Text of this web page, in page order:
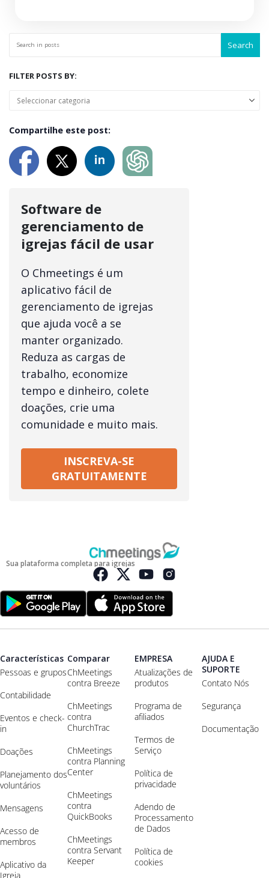
Search
FILTER POSTS BY:
Compartilhe este post:
Software de
gerenciamento de
igrejas fácil de usar
O Chmeetings é um
aplicativo fácil de
gerenciamento de igrejas
que ajuda você a se
manter organizado.
Reduza as cargas de
trabalho, economize
tempo e dinheiro, colete
doações, crie uma
comunidade e muito mais.
INSCREVA-SE
GRATUITAMENTE
Sua plataforma completa para igrejas
Características
Pessoas e grupos
Contabilidade
Eventos e check-
in
Doações
Planejamento dos
voluntários
Mensagens
Acesso de
membros
Aplicativo da
Igreja
Comparar
ChMeetings
contra Breeze
ChMeetings
contra
ChurchTrac
ChMeetings
contra Planning
Center
ChMeetings
contra
QuickBooks
ChMeetings
contra Servant
Keeper
EMPRESA
Atualizações de
produtos
Programa de
afiliados
Termos de
Serviço
Política de
privacidade
Adendo de
Processamento
de Dados
Política de
cookies
AJUDA E
SUPORTE
Contato Nós
Segurança
Documentação